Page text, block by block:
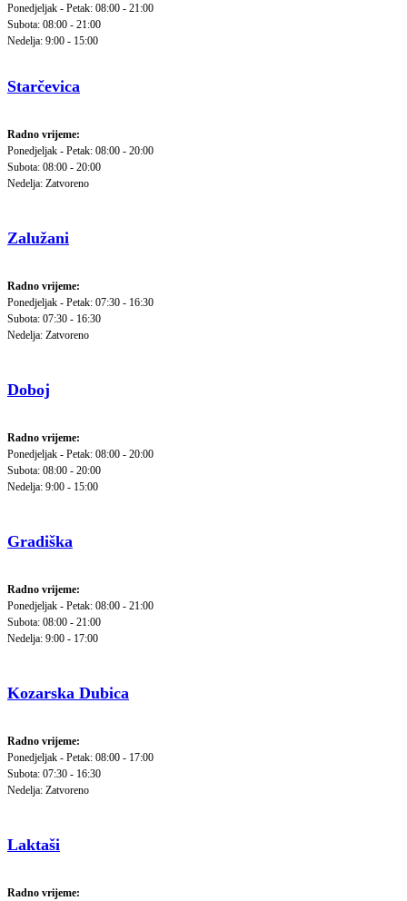
Ponedjeljak - Petak: 08:00 - 21:00
Subota: 08:00 - 21:00
Nedelja: 9:00 - 15:00
Starčevica
Radno vrijeme:
Ponedjeljak - Petak: 08:00 - 20:00
Subota: 08:00 - 20:00
Nedelja: Zatvoreno
Zalužani
Radno vrijeme:
Ponedjeljak - Petak: 07:30 - 16:30
Subota: 07:30 - 16:30
Nedelja: Zatvoreno
Doboj
Radno vrijeme:
Ponedjeljak - Petak: 08:00 - 20:00
Subota: 08:00 - 20:00
Nedelja: 9:00 - 15:00
Gradiška
Radno vrijeme:
Ponedjeljak - Petak: 08:00 - 21:00
Subota: 08:00 - 21:00
Nedelja: 9:00 - 17:00
Kozarska Dubica
Radno vrijeme:
Ponedjeljak - Petak: 08:00 - 17:00
Subota: 07:30 - 16:30
Nedelja: Zatvoreno
Laktaši
Radno vrijeme: